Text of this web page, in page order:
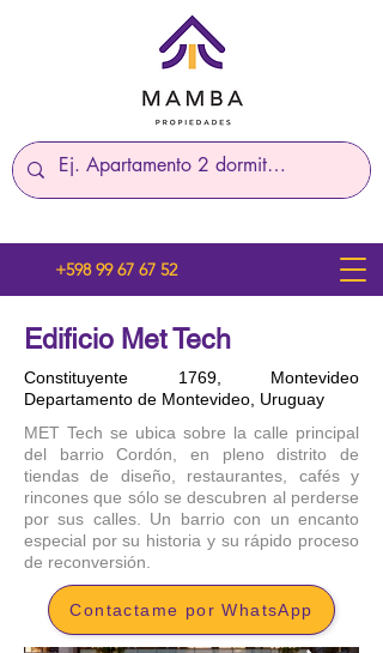
+598 99 67 67 52
Edificio Met Tech
Constituyente 1769, Montevideo
Departamento de Montevideo, Uruguay
MET Tech se ubica sobre la calle principal
del barrio Cordón, en pleno distrito de
tiendas de diseño, restaurantes, cafés y
rincones que sólo se descubren al perderse
por sus calles. Un barrio con un encanto
especial por su historia y su rápido proceso
de reconversión.
Contactame por WhatsApp